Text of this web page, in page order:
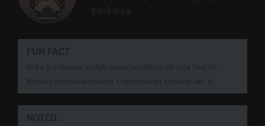
FUN FACT
Indra Sundanese sudah menerjemahkan: 59 Juta Text Ke
Bahasa Indonesia selama 1 tahun hanya seorang diri.
×
NOTED: